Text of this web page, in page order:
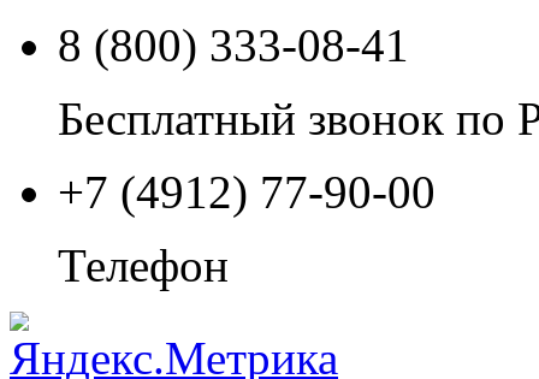
8 (800) 333-08-41
Бесплатный звонок по
+7 (4912) 77-90-00
Телефон